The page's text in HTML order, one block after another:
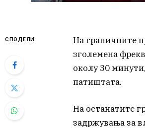
СПОДЕЛИ
На граничните
зголемена
околу 30
патиштата.
На останатите
задржувања за